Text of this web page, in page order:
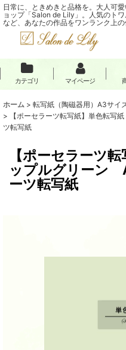
日常に、ときめきと品格を。大人可
ョップ「Salon de Lily」。人気のト
など、あなたの作品をワンランク上
カテゴリ マイページ
ホーム > 転写紙（陶磁器用）A3サイ
>
【ポーセラーツ転写紙】単色転写
ツ転写紙
【ポーセラーツ
ップルグリーン
ーツ転写紙